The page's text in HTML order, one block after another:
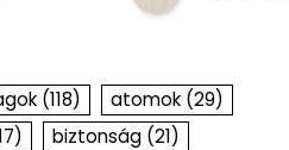
(118) atomok (29)
biztonság (21)